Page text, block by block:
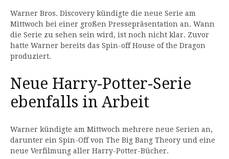
Warner Bros. Discovery kündigte die neue Serie am
Mittwoch bei einer großen Pressepräsentation an. Wann
die Serie zu sehen sein wird, ist noch nicht klar. Zuvor
hatte Warner bereits das Spin-off House of the Dragon
produziert.
Neue Harry-Potter-Serie
ebenfalls in Arbeit
Warner kündigte am Mittwoch mehrere neue Serien an,
darunter ein Spin-Off von The Big Bang Theory und eine
neue Verfilmung aller Harry-Potter-Bücher.